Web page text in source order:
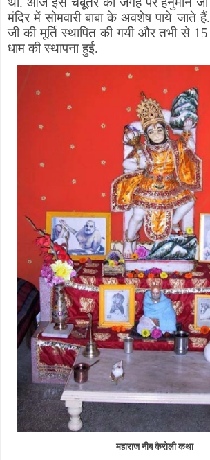
मंदिर में सोमवारी बाबा के अवशेष पाये जाते हैं
जी की मूर्ति स्थापित की गयी और तभी से
धाम की स्थापना हुई.
महाराज नीब कैरोली कथा